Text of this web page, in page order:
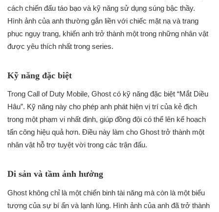
cách chiến đấu táo bạo và kỹ năng sử dụng súng bậc thầy.
Hình ảnh của anh thường gắn liền với chiếc mặt nạ và trang
phục ngụy trang, khiến anh trở thành một trong những nhân vật
được yêu thích nhất trong series.
Kỹ năng đặc biệt
Trong Call of Duty Mobile, Ghost có kỹ năng đặc biệt “Mắt Diều
Hâu”. Kỹ năng này cho phép anh phát hiện vị trí của kẻ địch
trong một phạm vi nhất định, giúp đồng đội có thể lên kế hoạch
tấn công hiệu quả hơn. Điều này làm cho Ghost trở thành một
nhân vật hỗ trợ tuyệt vời trong các trận đấu.
Di sản và tầm ảnh hưởng
Ghost không chỉ là một chiến binh tài năng mà còn là một biểu
tượng của sự bí ẩn và lạnh lùng. Hình ảnh của anh đã trở thành